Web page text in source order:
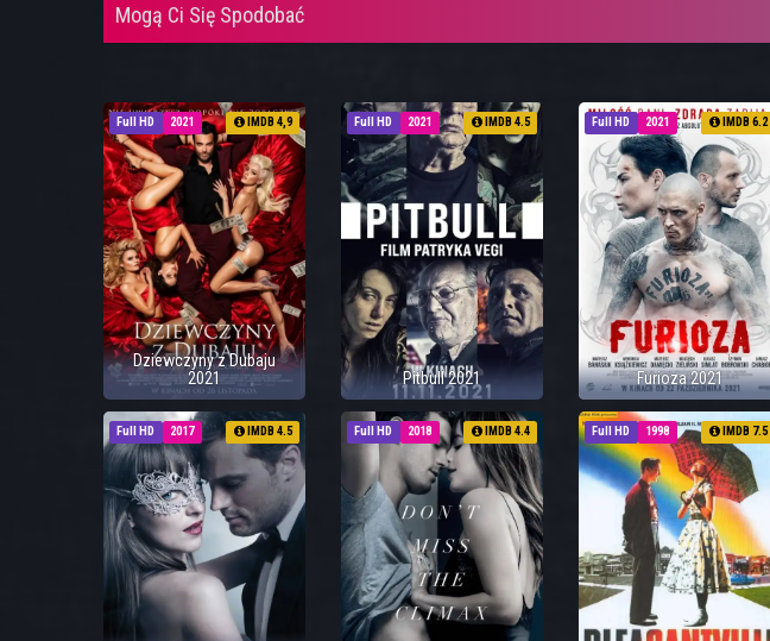
Mogą Ci Się Spodobać
Full HD 2021 IMDB 4,9
Dziewczyny z Dubaju
2021
Full HD 2021 IMDB 4.5
Pitbull 2021
Full HD 2021 IMDB 6.2
Furioza 2021
Full HD 2017 IMDB 4.5 Full HD 2018 IMDB 4.4 Full HD 1998 IMDB 7.5